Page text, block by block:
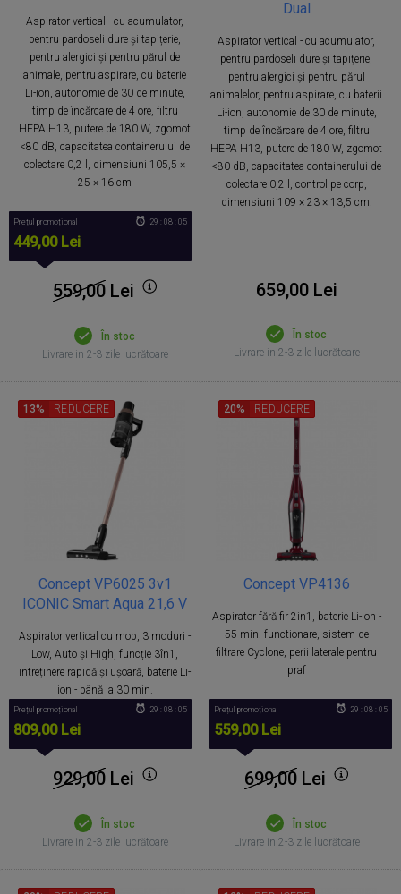
Aspirator vertical - cu acumulator,
pentru pardoseli dure și tapițerie,
pentru alergici și pentru părul de
animale, pentru aspirare, cu baterie
Li-ion, autonomie de 30 de minute,
timp de încărcare de 4 ore, filtru
HEPA H13, putere de 180 W, zgomot
<80 dB, capacitatea containerului de
colectare 0,2 l, dimensiuni 105,5 ×
25 × 16 cm
Prețul promoțional
449,00 Lei
29 : 08 : 05
559,00Lei
În stoc
Livrare in 2-3 zile lucrătoare
Dual
Aspirator vertical - cu acumulator,
pentru pardoseli dure și tapițerie,
pentru alergici și pentru părul
animalelor, pentru aspirare, cu baterii
Li-ion, autonomie de 30 de minute,
timp de încărcare de 4 ore, filtru
HEPA H13, putere de 180 W, zgomot
<80 dB, capacitatea containerului de
colectare 0,2 l, control pe corp,
dimensiuni 109 × 23 × 13,5 cm.
659,00 Lei
În stoc
Livrare in 2-3 zile lucrătoare
Concept VP6025 3v1
ICONIC Smart Aqua 21,6 V
Aspirator vertical cu mop, 3 moduri -
Low, Auto și High, funcție 3în1,
intreținere rapidă și ușoară, baterie Li-
ion - până la 30 min.
13% REDUCERE
Prețul promoțional
809,00 Lei
29 : 08 : 05
929,00Lei
În stoc
Livrare in 2-3 zile lucrătoare
Concept VP4136
Aspirator fără fir 2in1, baterie Li-Ion -
55 min. functionare, sistem de
filtrare Cyclone, perii laterale pentru
praf
20% REDUCERE
Prețul promoțional
559,00 Lei
29 : 08 : 05
699,00Lei
În stoc
Livrare in 2-3 zile lucrătoare